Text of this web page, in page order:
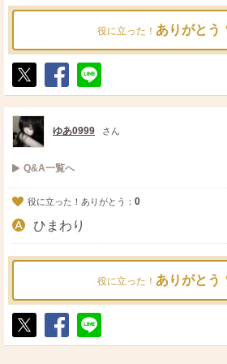
役に立った！ ありがとう
ポ
ス
ト
シ
ェ
送
る
ゆあ0999 さん
Q&A一覧へ
役に立った！ありがとう： 0
ひまわり
役に立った！ ありがとう
ポ
シ
送